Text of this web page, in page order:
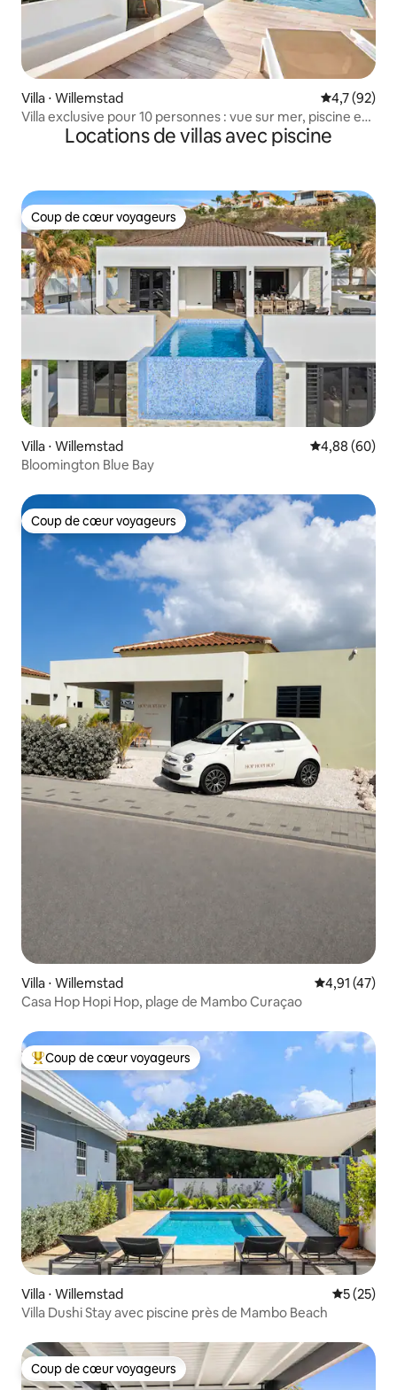
Villa ⋅ Willemstad Évaluation
4,7 (92)
Villa exclusive pour 10 personnes : vue sur mer, piscine et
plage privéeLocations de villas avec piscine
Coup de cœur voyageurs
Coup de cœur voyageurs
Villa ⋅ Willemstad Évaluation
4,88 (60)
Bloomington Blue Bay
Coup de cœur voyageurs
Coup de cœur voyageurs
Villa ⋅ Willemstad Évaluation
4,91 (47)
Casa Hop Hopi Hop, plage de Mambo Curaçao
Coups de cœur voyageurs les plus appréciés
Coup de cœur voyageurs
Villa ⋅ Willemstad
5 (25)
Villa Dushi Stay avec piscine près de Mambo Beach
Coup de cœur voyageurs
Coup de cœur voyageurs